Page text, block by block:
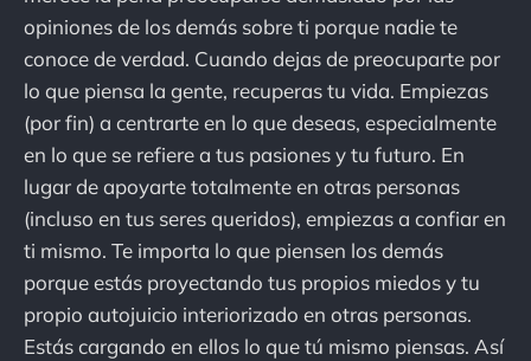
opiniones de los demás sobre ti porque nadie te
conoce de verdad. Cuando dejas de preocuparte por
lo que piensa la gente, recuperas tu vida. Empiezas
(por fin) a centrarte en lo que deseas, especialmente
en lo que se refiere a tus pasiones y tu futuro. En
lugar de apoyarte totalmente en otras personas
(incluso en tus seres queridos), empiezas a confiar en
ti mismo. Te importa lo que piensen los demás
porque estás proyectando tus propios miedos y tu
propio autojuicio interiorizado en otras personas.
Estás cargando en ellos lo que tú mismo piensas. Así